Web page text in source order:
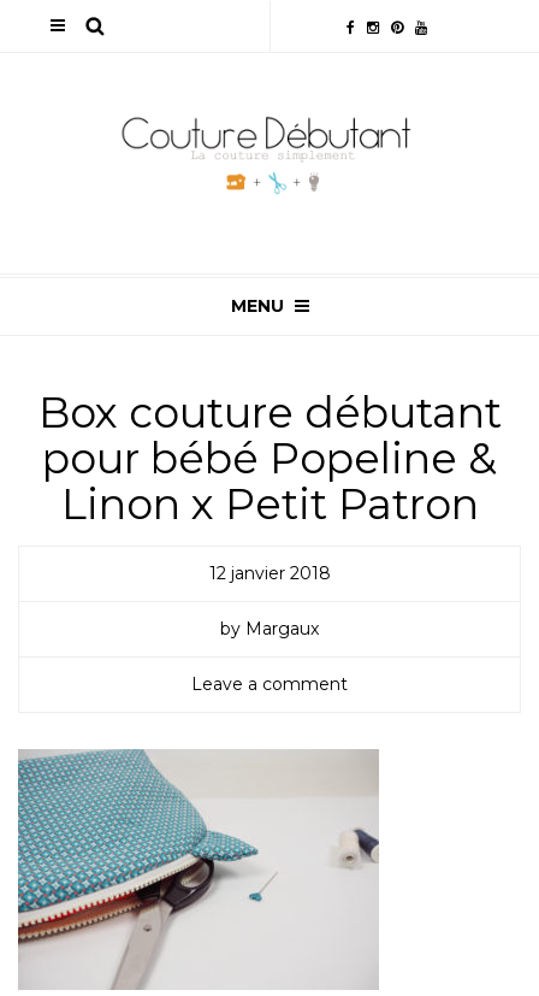
MENU
Box couture débutant
pour bébé Popeline &
Linon x Petit Patron
12 janvier 2018
by Margaux
Leave a comment